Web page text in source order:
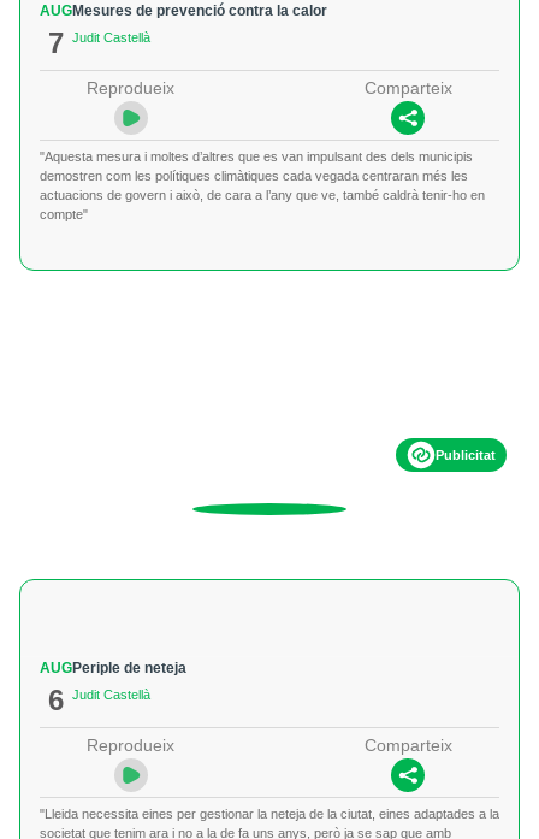
AUG
7
Mesures de prevenció contra la calor
Judit Castellà
Reprodueix Comparteix
"Aquesta mesura i moltes d’altres que es van impulsant des dels municipis
demostren com les polítiques climàtiques cada vegada centraran més les
actuacions de govern i això, de cara a l’any que ve, també caldrà tenir-ho en
compte"
Publicitat
AUG
6
Periple de neteja
Judit Castellà
Reprodueix Comparteix
"Lleida necessita eines per gestionar la neteja de la ciutat, eines adaptades a la
societat que tenim ara i no a la de fa uns anys, però ja se sap que amb